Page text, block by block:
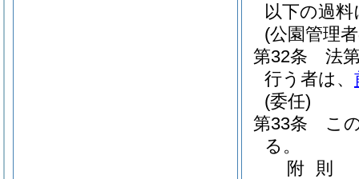
以下の過
(公園管理
第32条
法
行う者は、
(委任)
第33条
こ
る。
附 則